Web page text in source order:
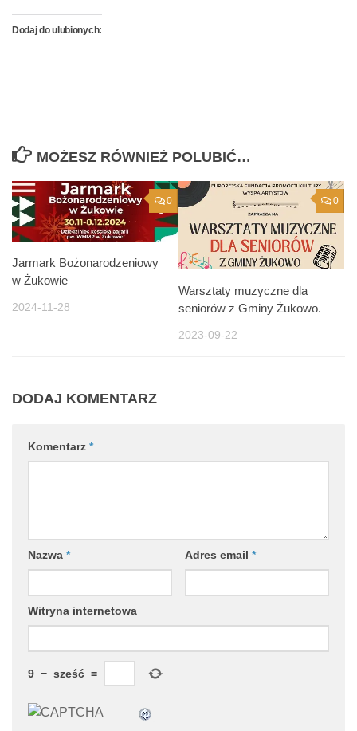
Dodaj do ulubionych:
MOŻESZ RÓWNIEŻ POLUBIĆ…
0
Jarmark Bożonarodzeniowy
w Żukowie
2024-11-28
0
Warsztaty muzyczne dla
seniorów z Gminy Żukowo.
2023-09-22
DODAJ KOMENTARZ
Komentarz *
Nazwa * Adres email *
Witryna internetowa
9 − sześć =